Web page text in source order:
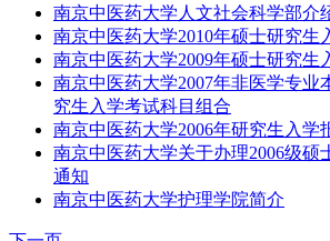
南京中医药大学人文社会科学部介
南京中医药大学2010年硕士研究生
南京中医药大学2009年硕士研究生
南京中医药大学2007年非医学专业
究生入学考试科目组合
南京中医药大学2006年研究生入学
南京中医药大学关于办理2006级硕
通知
南京中医药大学护理学院简介